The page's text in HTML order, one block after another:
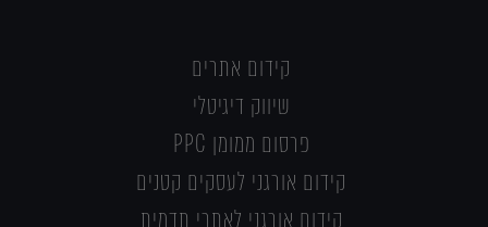
קידום אתרים
שיווק דיגיטלי
פרסום ממומן PPC
קידום אורגני לעסקים קטנים
קידום אורגני לאתרי תדמית